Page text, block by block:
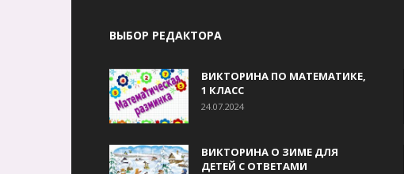
ВЫБОР РЕДАКТОРА
ВИКТОРИНА ПО МАТЕМАТИКЕ,
1 КЛАСС
24.07.2024
ВИКТОРИНА О ЗИМЕ ДЛЯ
ДЕТЕЙ С ОТВЕТАМИ